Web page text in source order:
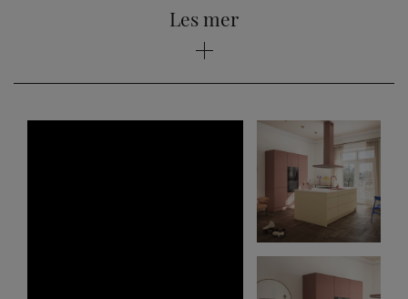
Les mer